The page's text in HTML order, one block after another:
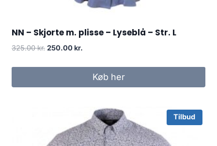
NN – Skjorte m. plisse – Lyseblå – Str. L
325.00kr. Original
was:
250.00 kr.
is:
250.00 kr..
Køb her
Tilbud